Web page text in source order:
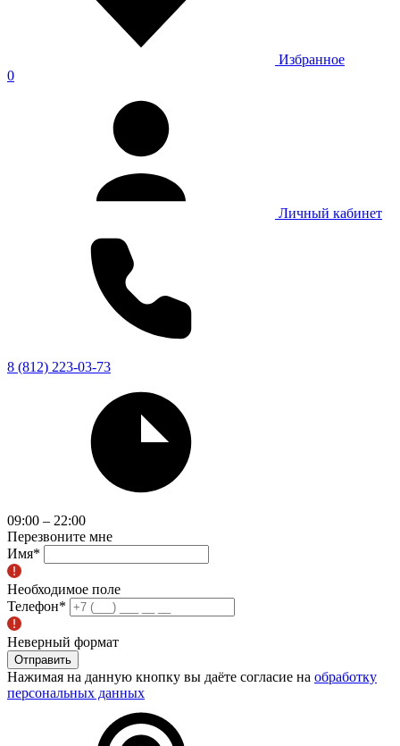
Избранное
0
Личный кабинет
8 (812) 223-03-73
09:00 – 22:00
Перезвоните мне
Имя*
Необходимое поле
Телефон*
Неверный формат
Отправить
Нажимая на данную кнопку вы даёте согласие на обработку
персональных данных